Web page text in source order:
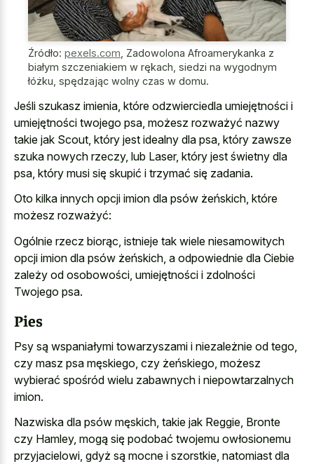
Źródło: pexels.com Zadowolona Afroamerykanka z
białym szczeniakiem w rękach, siedzi na wygodnym
łóżku, spędzając wolny czas w domu.
Jeśli szukasz imienia, które odzwierciedla umiejętności i
umiejętności twojego psa, możesz rozważyć nazwy
takie jak Scout, który jest idealny dla psa, który zawsze
szuka nowych rzeczy, lub Laser, który jest świetny dla
psa, który musi się skupić i trzymać się zadania.
Oto kilka innych opcji imion dla psów żeńskich, które
możesz rozważyć:
Ogólnie rzecz biorąc, istnieje tak wiele niesamowitych
opcji imion dla psów żeńskich, a odpowiednie dla Ciebie
zależy od osobowości, umiejętności i zdolności
Twojego psa.
Pies
Psy są wspaniałymi towarzyszami i niezależnie od tego,
czy masz psa męskiego, czy żeńskiego, możesz
wybierać spośród wielu zabawnych i niepowtarzalnych
imion.
Nazwiska dla psów męskich, takie jak Reggie, Bronte
czy Hamley, mogą się podobać twojemu owłosionemu
przyjacielowi, gdyż są mocne i szorstkie, natomiast dla